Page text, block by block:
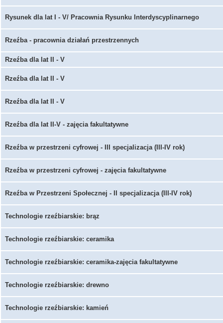
Rysunek dla lat I - V/ Pracownia Rysunku Interdyscyplinarnego
Rzeźba - pracownia działań przestrzennych
Rzeźba dla lat II - V
Rzeźba dla lat II - V
Rzeźba dla lat II - V
Rzeźba dla lat II-V - zajęcia fakultatywne
Rzeźba w przestrzeni cyfrowej - III specjalizacja (III-IV rok)
Rzeźba w przestrzeni cyfrowej - zajęcia fakultatywne
Rzeźba w Przestrzeni Społecznej - II specjalizacja (III-IV rok)
Technologie rzeźbiarskie: brąz
Technologie rzeźbiarskie: ceramika
Technologie rzeźbiarskie: ceramika-zajęcia fakultatywne
Technologie rzeźbiarskie: drewno
Technologie rzeźbiarskie: kamień